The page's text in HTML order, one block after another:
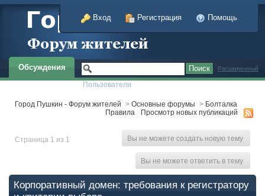
Вход Регистрация Помощь
Расширенный
Обсуждения
Пользователи
Город Пушкин - Форум жителей > Основные форумы > Болталка
Правила
Просмотр новых публикаций
Страница 1 из 1 Вы не можете создать новую тему
Вы не можете ответить в тему
Корпоративный домен: требования к регистратору